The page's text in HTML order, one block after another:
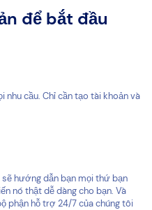
để bắt đầu
nhu cầu. Chỉ cần tạo tài khoản và
hướng dẫn bạn mọi thứ bạn
nó thật dễ dàng cho bạn. Và
phận hỗ trợ 24/7 của chúng tôi